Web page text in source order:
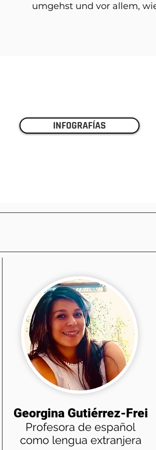
umgehst und vor allem,
INFOGRAFÍAS
Georgina Gutiérrez-Frei
Profesora de español
como lengua extranjera